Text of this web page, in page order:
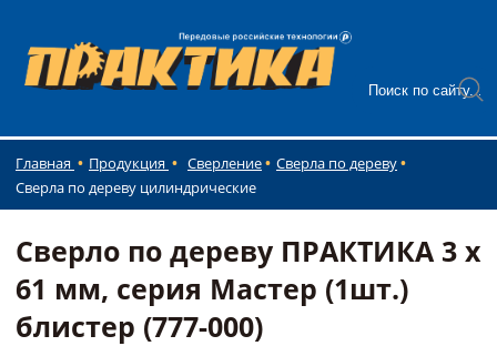
Главная Продукция Сверление
Сверла по дереву
Сверла по дереву цилиндрические
Сверло по дереву ПРАКТИКА 3 x
61 мм, серия Мастер (1шт.)
блистер (777-000)